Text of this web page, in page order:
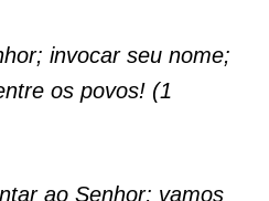
invocar seu nome;
os povos! (1
ao Senhor; vamos